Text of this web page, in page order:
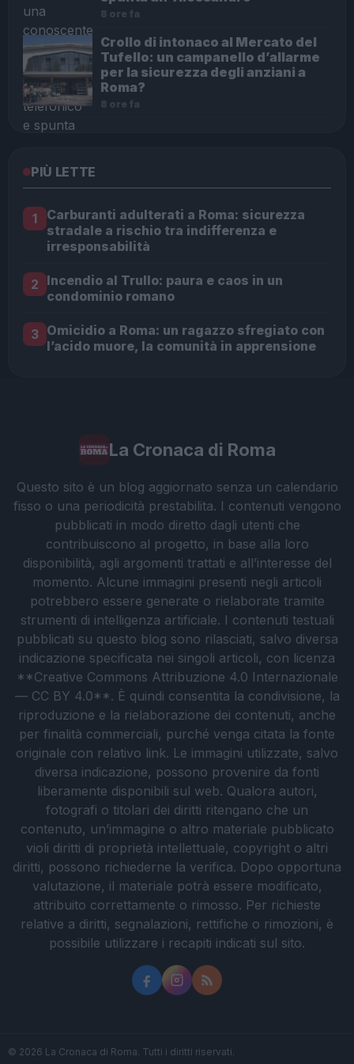
8 ore fa
Crollo di intonaco al Mercato del
Tufello: un campanello d’allarme
per la sicurezza degli anziani a
Roma?
8 ore fa
PIÙ LETTE
1
Carburanti adulterati a Roma: sicurezza
stradale a rischio tra indifferenza e
irresponsabilità
2 Incendio al Trullo: paura e caos in un
condominio romano
3 Omicidio a Roma: un ragazzo sfregiato con
l’acido muore, la comunità in apprensione
La Cronaca di Roma
Questo sito è un blog aggiornato senza un calendario
fisso o una periodicità prestabilita. I contenuti vengono
pubblicati in modo diretto dagli utenti che
contribuiscono al progetto, in base alla loro
disponibilità, agli argomenti trattati e all’interesse del
momento. Alcune immagini presenti negli articoli
potrebbero essere generate o rielaborate tramite
strumenti di intelligenza artificiale. I contenuti testuali
pubblicati su questo blog sono rilasciati, salvo diversa
indicazione specificata nei singoli articoli, con licenza
**Creative Commons Attribuzione 4.0 Internazionale
— CC BY 4.0**. È quindi consentita la condivisione, la
riproduzione e la rielaborazione dei contenuti, anche
per finalità commerciali, purché venga citata la fonte
originale con relativo link. Le immagini utilizzate, salvo
diversa indicazione, possono provenire da fonti
liberamente disponibili sul web. Qualora autori,
fotografi o titolari dei diritti ritengano che un
contenuto, un’immagine o altro materiale pubblicato
violi diritti di proprietà intellettuale, copyright o altri
diritti, possono richiederne la verifica. Dopo opportuna
valutazione, il materiale potrà essere modificato,
attribuito correttamente o rimosso. Per richieste
relative a diritti, segnalazioni, rettifiche o rimozioni, è
possibile utilizzare i recapiti indicati sul sito.
© 2026 La Cronaca di Roma. Tutti i diritti riservati.